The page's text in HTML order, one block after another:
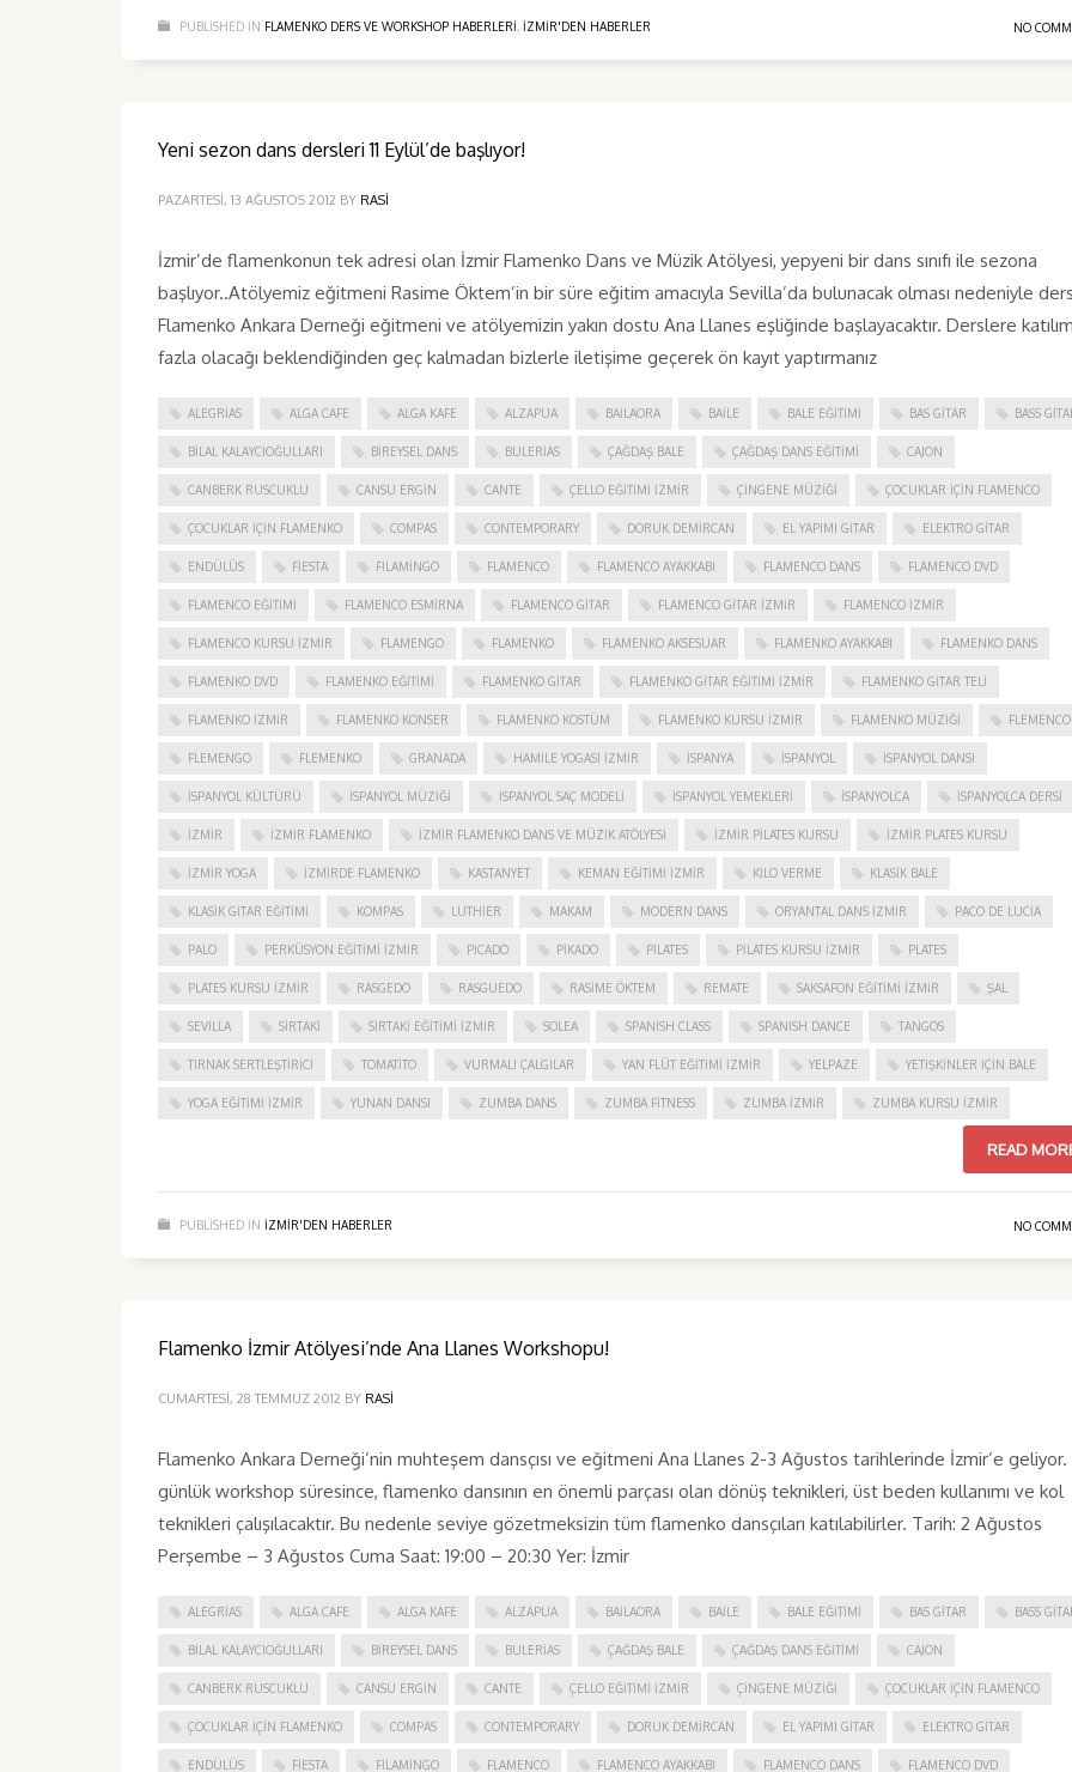
PUBLISHED IN FLAMENKO DERS VE WORKSHOP HABERLERI, IZMIR'DEN HABERLER NO
Yeni sezon dans dersleri 11 Eylül’de başlıyor!
PAZARTESI, 13 AĞUSTOS 2012 BY RASI
İzmir’de flamenkonun tek adresi olan İzmir Flamenko Dans ve Müzik Atölyesi, yepyeni bir dans sınıfı ile sezona
başlıyor..Atölyemiz eğitmeni Rasime Öktem’in bir süre eğitim amacıyla Sevilla’da bulunacak olması nedeniyle
Flamenko Ankara Derneği eğitmeni ve atölyemizin yakın dostu Ana Llanes eşliğinde başlayacaktır. Derslere
fazla olacağı beklendiğinden geç kalmadan bizlerle iletişime geçerek ön kayıt yaptırmanız
ALEGRIAS ALGA CAFE ALGA KAFE ALZAPUA BAILAORA BAILE BALE EĞITIMI BAS GITAR BASS
BILAL KALAYCIOĞULLARI BIREYSEL DANS BULERIAS ÇAĞDAŞ BALE ÇAĞDAŞ DANS EĞITIMI CAJON
CANBERK RUSCUKLU CANSU ERGIN CANTE ÇELLO EĞITIMI İZMIR ÇINGENE MÜZIĞI ÇOCUKLAR IÇIN FLAMENCO
ÇOCUKLAR IÇIN FLAMENKO COMPAS CONTEMPORARY DORUK DEMIRCAN EL YAPIMI GITAR ELEKTRO GITAR
ENDÜLÜS FIESTA FILAMINGO FLAMENCO FLAMENCO AYAKKABI FLAMENCO DANS FLAMENCO DVD
FLAMENCO EĞITIMI FLAMENCO ESMIRNA FLAMENCO GITAR FLAMENCO GITAR İZMIR FLAMENCO IZMIR
FLAMENCO KURSU İZMIR FLAMENGO FLAMENKO FLAMENKO AKSESUAR FLAMENKO AYAKKABI FLAMENKO DANS
FLAMENKO DVD FLAMENKO EĞITIMI FLAMENKO GITAR FLAMENKO GITAR EĞITIMI İZMIR FLAMENKO GITAR TELI
FLAMENKO IZMIR FLAMENKO KONSER FLAMENKO KOSTÜM FLAMENKO KURSU İZMIR FLAMENKO MÜZIĞI FLEMENCO
FLEMENGO FLEMENKO GRANADA HAMILE YOGASI İZMIR ISPANYA İSPANYOL İSPANYOL DANSI
İSPANYOL KÜLTÜRÜ İSPANYOL MÜZIĞI İSPANYOL SAÇ MODELI İSPANYOL YEMEKLERI İSPANYOLCA İSPANYOLCA DERSI
IZMIR IZMIR FLAMENKO İZMIR FLAMENKO DANS VE MÜZIK ATÖLYESI İZMIR PILATES KURSU İZMIR PLATES KURSU
İZMIR YOGA IZMIRDE FLAMENKO KASTANYET KEMAN EĞITIMI İZMIR KILO VERME KLASIK BALE
KLASIK GITAR EĞITIMI KOMPAS LUTHIER MAKAM MODERN DANS ORYANTAL DANS İZMIR PACO DE LUCIA
PALO PERKÜSYON EĞITIMI İZMIR PICADO PIKADO PILATES PILATES KURSU İZMIR PLATES
PLATES KURSU İZMIR RASGEDO RASGUEDO RASIME ÖKTEM REMATE SAKSAFON EĞITIMI İZMIR ŞAL
SEVILLA SIRTAKI SIRTAKI EĞITIMI İZMIR SOLEA SPANISH CLASS SPANISH DANCE TANGOS
TIRNAK SERTLEŞTIRICI TOMATITO VURMALI ÇALGILAR YAN FLÜT EĞITIMI İZMIR YELPAZE YETIŞKINLER IÇIN BALE
YOGA EĞITIMI İZMIR YUNAN DANSI ZUMBA DANS ZUMBA FITNESS ZUMBA İZMIR ZUMBA KURSU İZMIR
READ
PUBLISHED IN IZMIR'DEN HABERLER NO
Flamenko İzmir Atölyesi’nde Ana Llanes Workshopu!
CUMARTESI, 28 TEMMUZ 2012 BY RASI
Flamenko Ankara Derneği’nin muhteşem dansçısı ve eğitmeni Ana Llanes 2-3 Ağustos tarihlerinde İzmir’e geliyor.
günlük workshop süresince, flamenko dansının en önemli parçası olan dönüş teknikleri, üst beden kullanımı ve kol
teknikleri çalışılacaktır. Bu nedenle seviye gözetmeksizin tüm flamenko dansçıları katılabilirler. Tarih: 2 Ağustos
Perşembe – 3 Ağustos Cuma Saat: 19:00 – 20:30 Yer: İzmir
ALEGRIAS ALGA CAFE ALGA KAFE ALZAPUA BAILAORA BAILE BALE EĞITIMI BAS GITAR BASS
BILAL KALAYCIOĞULLARI BIREYSEL DANS BULERIAS ÇAĞDAŞ BALE ÇAĞDAŞ DANS EĞITIMI CAJON
CANBERK RUSCUKLU CANSU ERGIN CANTE ÇELLO EĞITIMI İZMIR ÇINGENE MÜZIĞI ÇOCUKLAR IÇIN FLAMENCO
ÇOCUKLAR IÇIN FLAMENKO COMPAS CONTEMPORARY DORUK DEMIRCAN EL YAPIMI GITAR ELEKTRO GITAR
ENDÜLÜS FIESTA FILAMINGO FLAMENCO FLAMENCO AYAKKABI FLAMENCO DANS FLAMENCO DVD